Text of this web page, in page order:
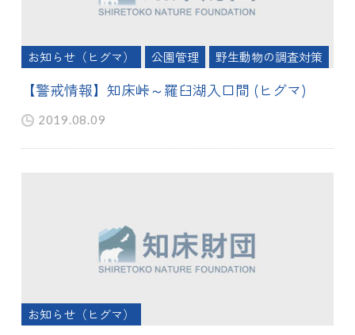
お知らせ（ヒグマ） 公園管理 野生動物の調査対策
【警戒情報】知床峠～羅臼湖入口間 (ヒグマ)
2019.08.09
お知らせ（ヒグマ）